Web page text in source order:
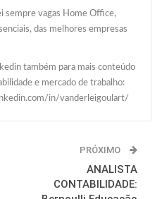
sempre vagas Home Office,
das melhores empresas
também para mais conteúdo
e mercado de trabalho:
in/vanderleigoulart/
PRÓXIMO
ANALISTA
CONTABILIDADE: